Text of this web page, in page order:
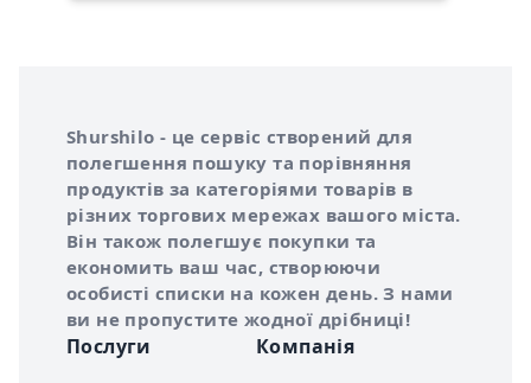
Про сервіс Shurshilo
Shurshilo - це сервіс створений для
полегшення пошуку та порівняння
продуктів за категоріями товарів в
різних торгових мережах вашого міста.
Він також полегшує покупки та
економить ваш час, створюючи
особисті списки на кожен день. З нами
ви не пропустите жодної дрібниці!
Послуги Компанія